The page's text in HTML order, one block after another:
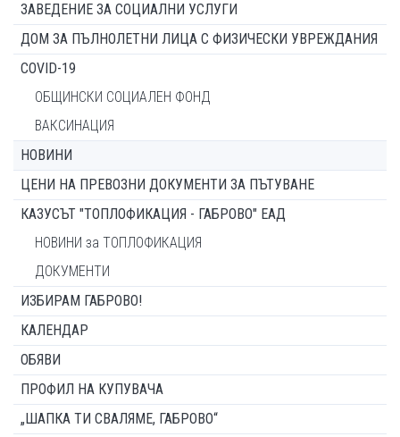
ЗАВЕДЕНИЕ ЗА СОЦИАЛНИ УСЛУГИ
ДОМ ЗА ПЪЛНОЛЕТНИ ЛИЦА С ФИЗИЧЕСКИ УВРЕЖДАНИЯ
COVID-19
ОБЩИНСКИ СОЦИАЛЕН ФОНД
ВАКСИНАЦИЯ
НОВИНИ
ЦЕНИ НА ПРЕВОЗНИ ДОКУМЕНТИ ЗА ПЪТУВАНЕ
КАЗУСЪТ "ТОПЛОФИКАЦИЯ - ГАБРОВО" ЕАД
НОВИНИ за ТОПЛОФИКАЦИЯ
ДОКУМЕНТИ
ИЗБИРАМ ГАБРОВО!
КАЛЕНДАР
ОБЯВИ
ПРОФИЛ НА КУПУВАЧА
„ШАПКА ТИ СВАЛЯМЕ, ГАБРОВО“